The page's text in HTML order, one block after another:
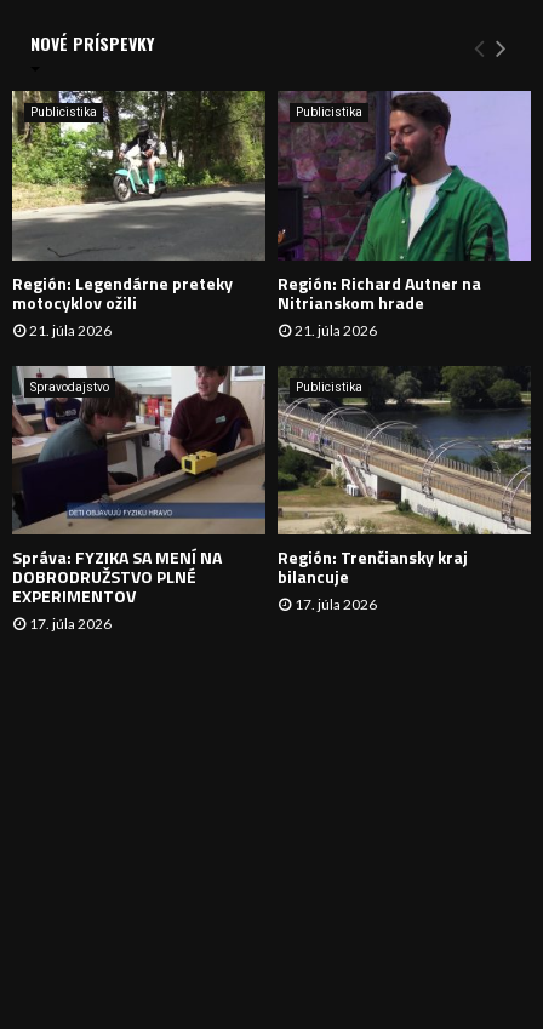
i
e
:
Y
H
D
A
N
I
E
NOVÉ PRÍSPEVKY
Publicistika
Región: Legendárne preteky
motocyklov ožili
21. júla 2026
Publicistika
Región: Richard Autner na
Nitrianskom hrade
21. júla 2026
Spravodajstvo
Správa: FYZIKA SA MENÍ NA
DOBRODRUŽSTVO PLNÉ
EXPERIMENTOV
17. júla 2026
Publicistika
Región: Trenčiansky kraj
bilancuje
17. júla 2026